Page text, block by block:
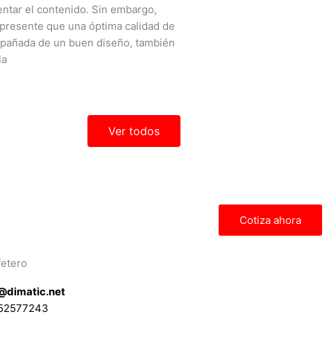
el contenido. Sin embargo,
que una óptima calidad de
de un buen diseño, también
Ver todos
Cotiza ahora